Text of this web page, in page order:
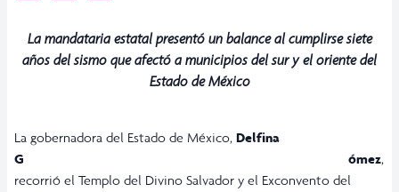
La mandataria estatal presentó un balance al cumplirse siete
años del sismo que afectó a municipios del sur y el oriente del
Estado de México
La gobernadora del Estado de México, Delfina
Gómez,
recorrió el Templo del Divino Salvador y el Exconvento del